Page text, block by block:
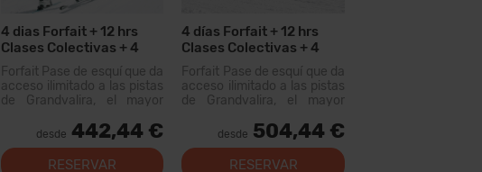
4 dias Forfait + 12 hrs
Clases Colectivas + 4
días Alquiler Material
Forfait Pase de esquí que da
acceso ilimitado a las pistas
de Grandvalira, el mayor
Pirineos. Con este forfait
podrás recorrer más de...
desde 442,44 €
RESERVAR
4 días Forfait + 12 hrs
Clases Colectivas + 4
Menús + 4 días Alquiler
Material
Forfait Pase de esquí que da
acceso ilimitado a las pistas
de Grandvalira, el mayor
Pirineos. Con este forfait
podrás recorrer más de 200
km de pistas, con opciones
desde 504,44 €
RESERVAR